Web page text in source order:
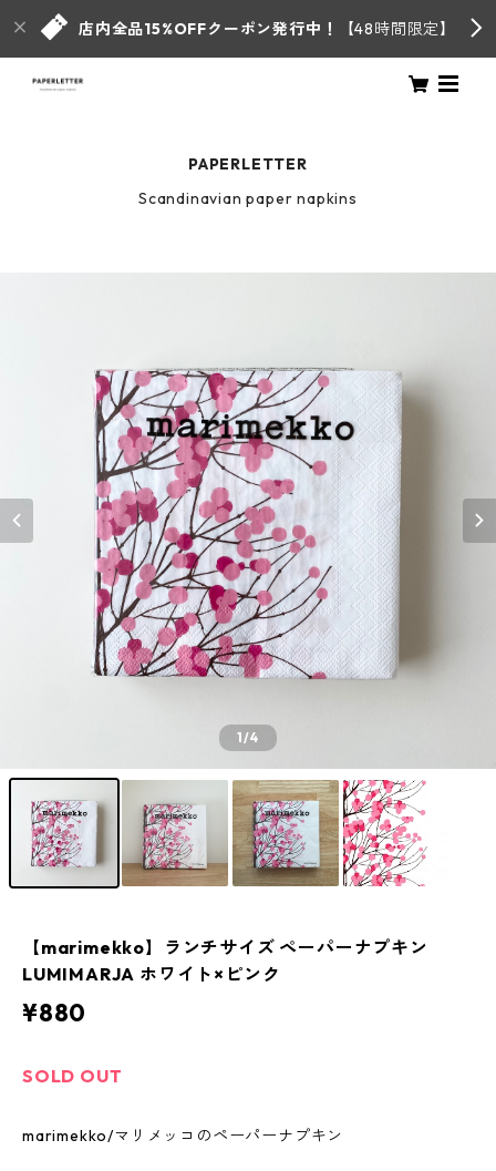
店内全品15%OFFクーポン発行中！ 【48時間限定】
PAPERLETTER
Scandinavian paper napkins
1/4
【marimekko】ランチサイズ ペーパーナプキン
LUMIMARJA ホワイト×ピンク
¥880
SOLD OUT
marimekko/マリメッコのペーパーナプキン